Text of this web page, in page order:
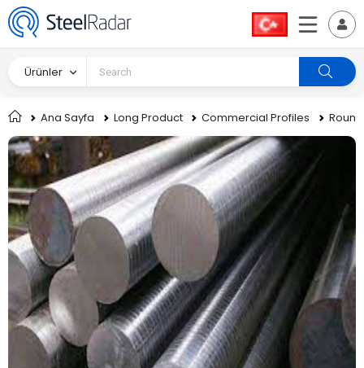
Ürünler
Ana Sayfa Long Product Commercial Profiles